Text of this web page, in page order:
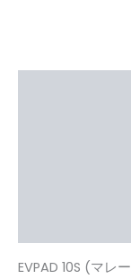
EVPAD 10S (マレ